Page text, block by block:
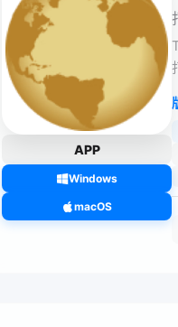
APP
Windows
macOS